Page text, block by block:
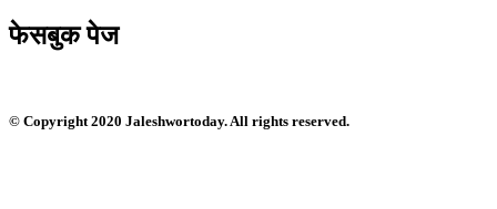
फेसबुक पेज
© Copyright 2020 Jaleshwortoday. All rights reserved.